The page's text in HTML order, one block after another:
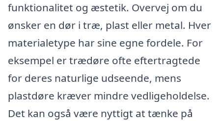
funktionalitet og æstetik. Overvej om du
ønsker en dør i træ, plast eller metal. Hver
materialetype har sine egne fordele. For
eksempel er trædøre ofte eftertragtede
for deres naturlige udseende, mens
plastdøre kræver mindre vedligeholdelse.
Det kan også være nyttigt at tænke på